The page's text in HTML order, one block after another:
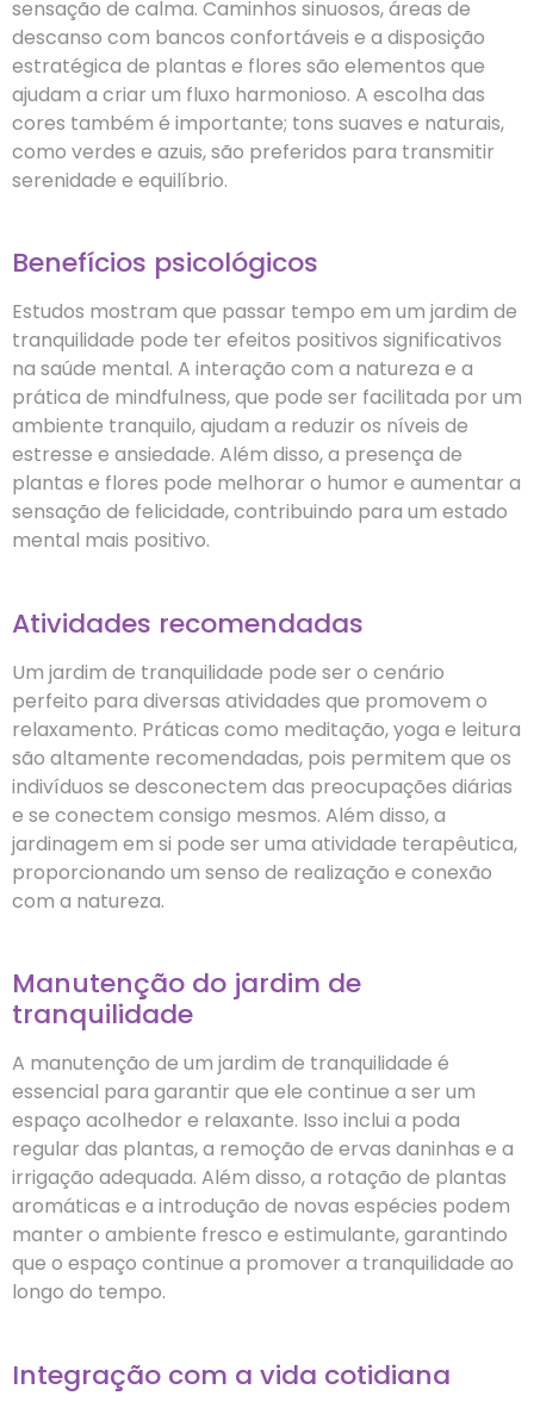
sensação de calma. Caminhos sinuosos, áreas de
descanso com bancos confortáveis e a disposição
estratégica de plantas e flores são elementos que
ajudam a criar um fluxo harmonioso. A escolha das
cores também é importante; tons suaves e naturais,
como verdes e azuis, são preferidos para transmitir
serenidade e equilíbrio.
Benefícios psicológicos
Estudos mostram que passar tempo em um jardim de
tranquilidade pode ter efeitos positivos significativos
na saúde mental. A interação com a natureza e a
prática de mindfulness, que pode ser facilitada por um
ambiente tranquilo, ajudam a reduzir os níveis de
estresse e ansiedade. Além disso, a presença de
plantas e flores pode melhorar o humor e aumentar a
sensação de felicidade, contribuindo para um estado
mental mais positivo.
Atividades recomendadas
Um jardim de tranquilidade pode ser o cenário
perfeito para diversas atividades que promovem o
relaxamento. Práticas como meditação, yoga e leitura
são altamente recomendadas, pois permitem que os
indivíduos se desconectem das preocupações diárias
e se conectem consigo mesmos. Além disso, a
jardinagem em si pode ser uma atividade terapêutica,
proporcionando um senso de realização e conexão
com a natureza.
Manutenção do jardim de
tranquilidade
A manutenção de um jardim de tranquilidade é
essencial para garantir que ele continue a ser um
espaço acolhedor e relaxante. Isso inclui a poda
regular das plantas, a remoção de ervas daninhas e a
irrigação adequada. Além disso, a rotação de plantas
aromáticas e a introdução de novas espécies podem
manter o ambiente fresco e estimulante, garantindo
que o espaço continue a promover a tranquilidade ao
longo do tempo.
Integração com a vida cotidiana